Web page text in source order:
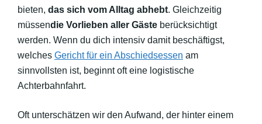
bieten, das sich vom Alltag abhebt. Gleichzeitig
müssendie Vorlieben aller Gäste berücksichtigt
werden. Wenn du dich intensiv damit beschäftigst,
welches Gericht für ein Abschiedsessen am
sinnvollsten ist, beginnt oft eine logistische
Achterbahnfahrt.
Oft unterschätzen wir den Aufwand, der hinter einem